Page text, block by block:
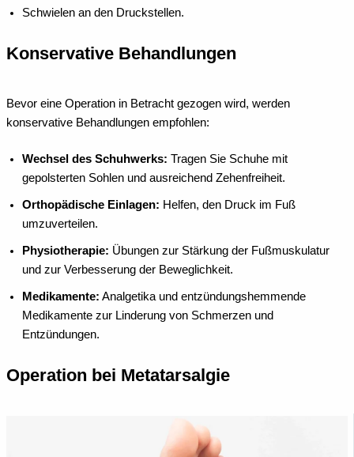
Schwielen an den Druckstellen.
Konservative Behandlungen
Bevor eine Operation in Betracht gezogen wird, werden
konservative Behandlungen empfohlen:
Wechsel des Schuhwerks: Tragen Sie Schuhe mit
gepolsterten Sohlen und ausreichend Zehenfreiheit.
Orthopädische Einlagen: Helfen, den Druck im Fuß
umzuverteilen.
Physiotherapie: Übungen zur Stärkung der Fußmuskulatur
und zur Verbesserung der Beweglichkeit.
Medikamente: Analgetika und entzündungshemmende
Medikamente zur Linderung von Schmerzen und
Entzündungen.
Operation bei Metatarsalgie